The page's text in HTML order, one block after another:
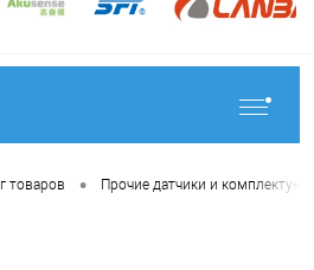
товаров • Прочие датчики и